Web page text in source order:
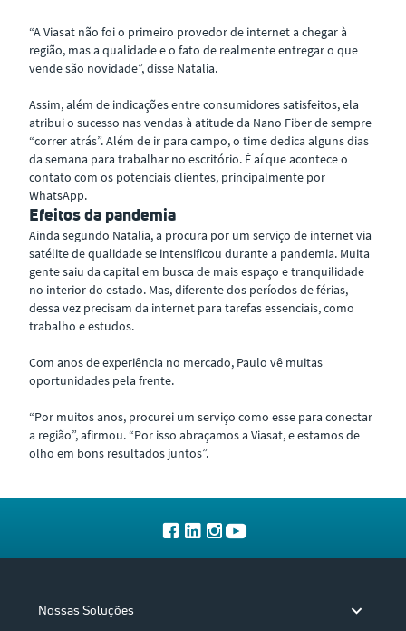
“A Viasat não foi o primeiro provedor de internet a chegar à
região, mas a qualidade e o fato de realmente entregar o que
vende são novidade”, disse Natalia.
Assim, além de indicações entre consumidores satisfeitos, ela
atribui o sucesso nas vendas à atitude da Nano Fiber de sempre
“correr atrás”. Além de ir para campo, o time dedica alguns dias
da semana para trabalhar no escritório. É aí que acontece o
contato com os potenciais clientes, principalmente por
WhatsApp.
Efeitos da pandemia
Ainda segundo Natalia, a procura por um serviço de internet via
satélite de qualidade se intensificou durante a pandemia. Muita
gente saiu da capital em busca de mais espaço e tranquilidade
no interior do estado. Mas, diferente dos períodos de férias,
dessa vez precisam da internet para tarefas essenciais, como
trabalho e estudos.
Com anos de experiência no mercado, Paulo vê muitas
oportunidades pela frente.
“Por muitos anos, procurei um serviço como esse para conectar
a região”, afirmou. “Por isso abraçamos a Viasat, e estamos de
olho em bons resultados juntos”.
Nossas Soluções